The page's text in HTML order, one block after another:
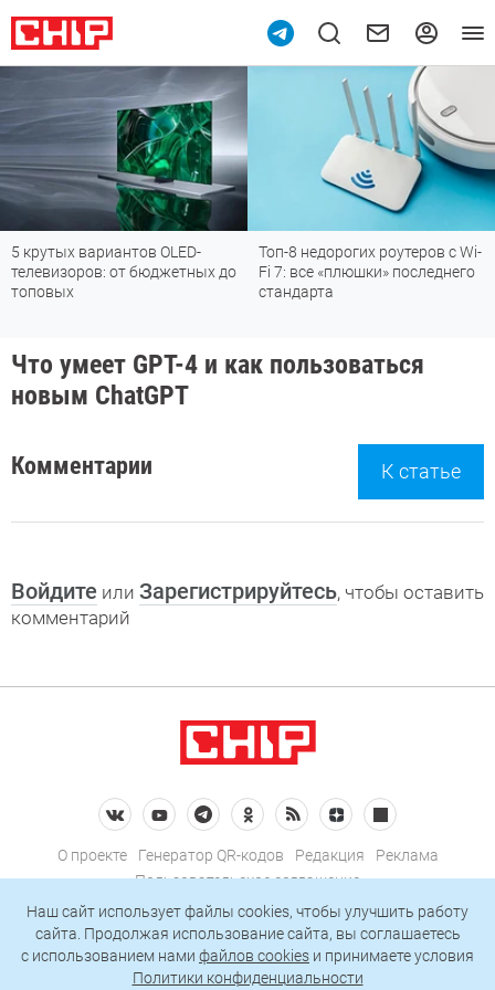
5 крутых вариантов OLED-
телевизоров: от бюджетных до
топовых
Топ-8 недорогих роутеров с Wi-
Fi 7: все «плюшки» последнего
стандарта
Что умеет GPT-4 и как пользоваться
новым ChatGPT
Комментарии К статье
Войдите или Зарегистрируйтесь, чтобы оставить
комментарий
О проекте Генератор QR-кодов Редакция
Реклама
Пользовательское соглашение
Политика конфиденциальности
Подписаться на рассылку
Наш сайт использует файлы cookies, чтобы улучшить работу
сайта. Продолжая использование сайта, вы соглашаетесь
c использованием нами файлов cookies и принимаете условия
Политики конфиденциальности